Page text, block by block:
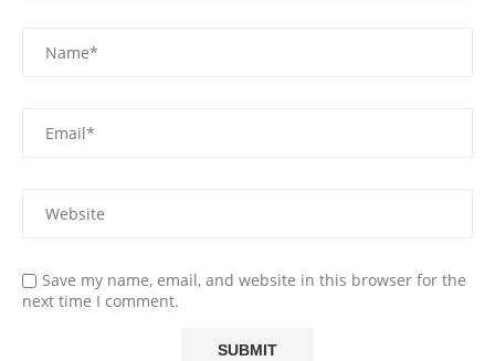
Save my name, email, and website in this browser for the
next time I comment.